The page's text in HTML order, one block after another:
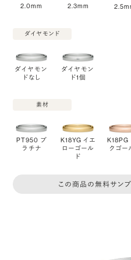
2.0mm 2.3mm
ダイヤモンド
ダイヤモン
ドなし
ダイヤモン
ド1個
素材
PT950 プ
ラチナ
K18YG イエ
ローゴール
ド
K18PG
クゴー
この商品の無料サン